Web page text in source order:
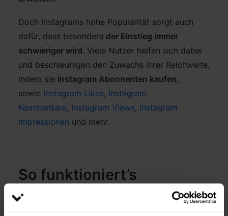
Doch Instagrams hohe Popularität sorgt auch
dafür, dass besonders der Einstieg immer
schwieriger wird. Viele Nutzer helfen sich dabei
und beschleunigen den Zuwachs ihrer Reichweite,
indem sie Instagram Abonnenten kaufen,
sowie Instagram Likes, Instagram
Kommentare, Instagram Views, Instagram
Impressionen und mehr.
So funktioniert’s